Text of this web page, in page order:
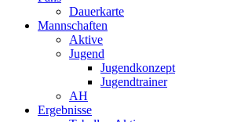
Dauerkarte
Mannschaften
Aktive
Jugend
Jugendkonzept
Jugendtrainer
AH
Ergebnisse